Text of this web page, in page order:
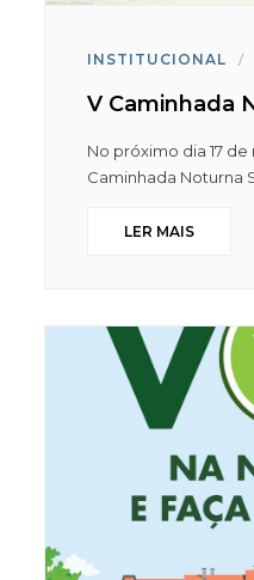
INSTITUCIONAL /
V Caminhada
No próximo dia 17 de
Caminhada Noturna
LER MAIS